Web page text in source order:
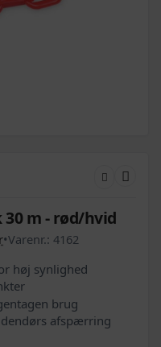
m - rød/hvid
•Varenr.: 4162
høj synlighed
brug
afspærring